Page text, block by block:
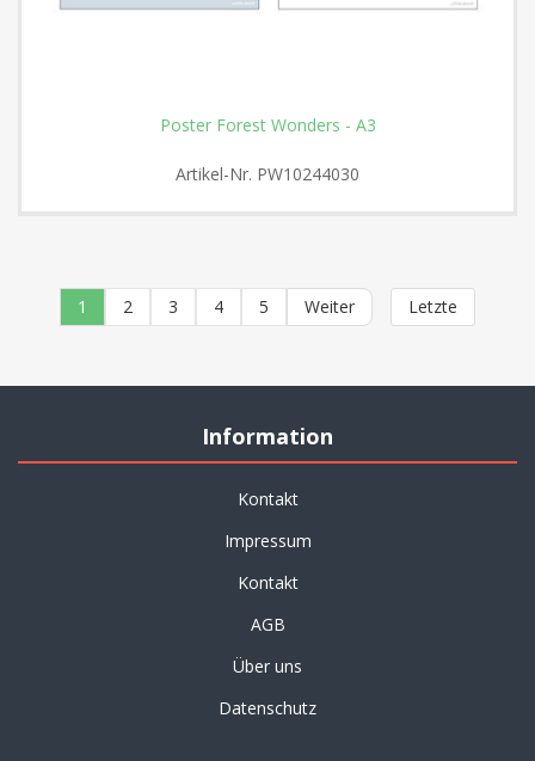
Poster Forest Wonders - A3
Artikel-Nr. PW10244030
1 2 3 4 5 Weiter Letzte
Information
Kontakt
Impressum
Kontakt
AGB
Über uns
Datenschutz